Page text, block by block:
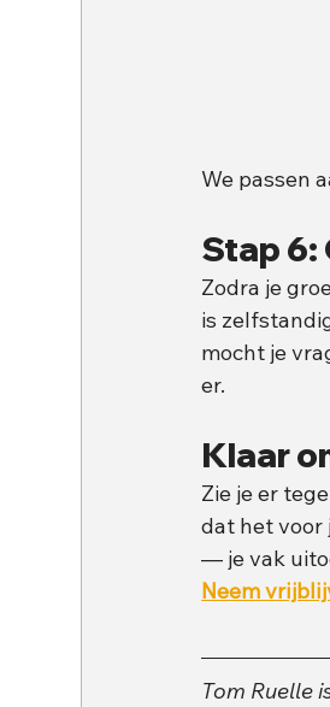
We passen
Stap 6:
Zodra je
is
mocht je
er.
Klaar
Zie je er
dat het voor
— je vak
Neem
Tom Ruelle